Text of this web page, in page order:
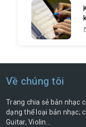
Về chúng tôi
Trang chia sẻ bản nhạc
dạng thể loại bản nhạc;
Guitar, Violin...